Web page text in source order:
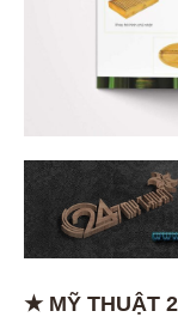
★ MỸ THUẬT